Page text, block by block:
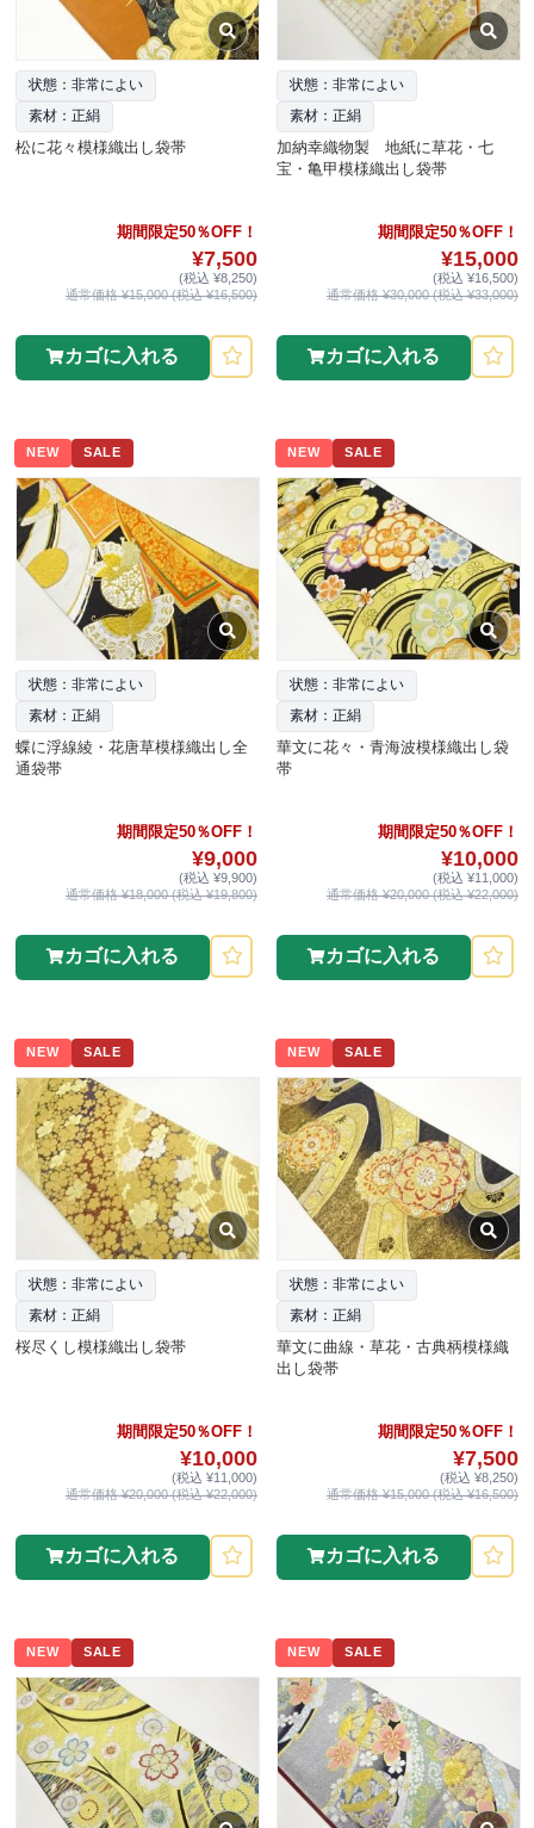
状態：非常によい
素材：正絹
松に花々模様織出し袋帯
期間限定50％OFF！
¥7,500
(税込 ¥8,250)
通常価格 ¥15,000 (税込 ¥16,500)
カゴに入れる
状態：非常によい
素材：正絹
加納幸織物製 地紙に草花・七
宝・亀甲模様織出し袋帯
期間限定50％OFF！
¥15,000
(税込 ¥16,500)
通常価格 ¥30,000 (税込 ¥33,000)
カゴに入れる
NEW SALE
状態：非常によい
素材：正絹
蝶に浮線綾・花唐草模様織出し全
通袋帯
期間限定50％OFF！
¥9,000
(税込 ¥9,900)
通常価格 ¥18,000 (税込 ¥19,800)
カゴに入れる
NEW SALE
状態：非常によい
素材：正絹
華文に花々・青海波模様織出し袋
帯
期間限定50％OFF！
¥10,000
(税込 ¥11,000)
通常価格 ¥20,000 (税込 ¥22,000)
カゴに入れる
NEW SALE
状態：非常によい
素材：正絹
桜尽くし模様織出し袋帯
期間限定50％OFF！
¥10,000
(税込 ¥11,000)
通常価格 ¥20,000 (税込 ¥22,000)
カゴに入れる
NEW SALE
状態：非常によい
素材：正絹
華文に曲線・草花・古典柄模様織
出し袋帯
期間限定50％OFF！
¥7,500
(税込 ¥8,250)
通常価格 ¥15,000 (税込 ¥16,500)
カゴに入れる
NEW SALE NEW SALE